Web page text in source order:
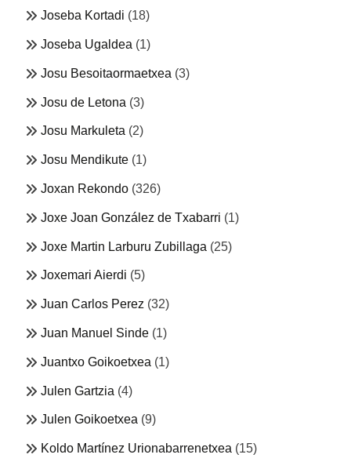
Joseba Kortadi (18)
Joseba Ugaldea (1)
Josu Besoitaormaetxea (3)
Josu de Letona (3)
Josu Markuleta (2)
Josu Mendikute (1)
Joxan Rekondo (326)
Joxe Joan González de Txabarri (1)
Joxe Martin Larburu Zubillaga (25)
Joxemari Aierdi (5)
Juan Carlos Perez (32)
Juan Manuel Sinde (1)
Juantxo Goikoetxea (1)
Julen Gartzia (4)
Julen Goikoetxea (9)
Koldo Martínez Urionabarrenetxea (15)